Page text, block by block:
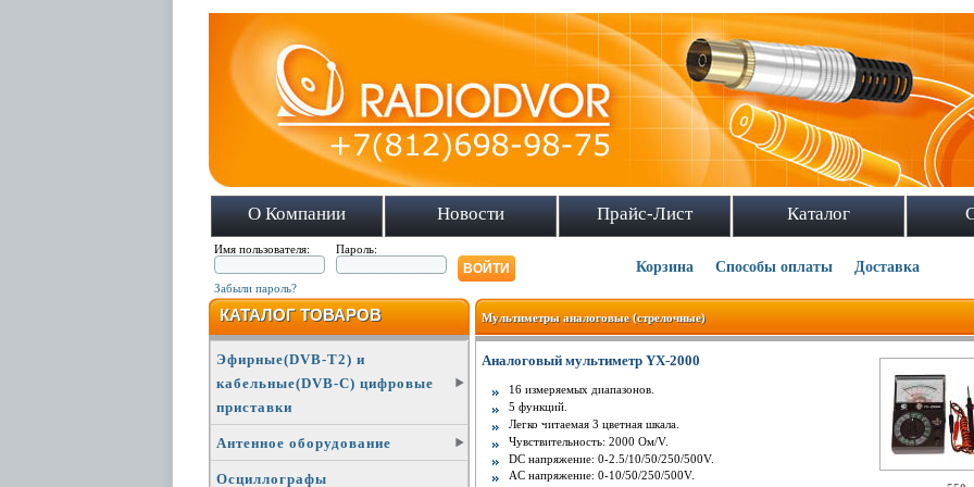
О Компании Новости Прайс-Лист Каталог
Имя пользователя: Пароль:
Забыли пароль?
Корзина Способы оплаты Доставка
КАТАЛОГ ТОВАРОВ
Эфирные(DVB-T2) и
кабельные(DVB-C) цифровые
приставки
Антенное оборудование
Осциллографы
Мультиметры аналоговые (стрелочные)
Аналоговый мультиметр YX-2000
16 измеряемых диапазонов.
5 функций.
Легко читаемая 3 цветная шкала.
Чувствительность: 2000 Oм/V.
DC напряжение: 0-2.5/10/50/250/500V.
AC напряжение: 0-10/50/250/500V.